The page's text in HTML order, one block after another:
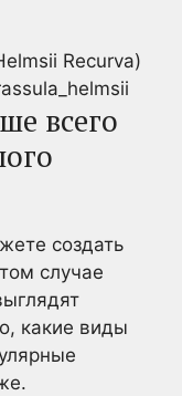
всего
создать
случае
какие виды